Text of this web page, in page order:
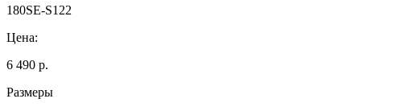
180SE-S122
Цена:
6 490 р.
Размеры